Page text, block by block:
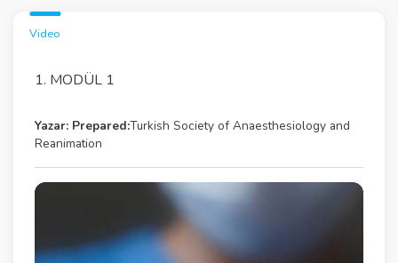
Video
1. MODÜL 1
Yazar: Prepared:Turkish Society of Anaesthesiology and
Reanimation